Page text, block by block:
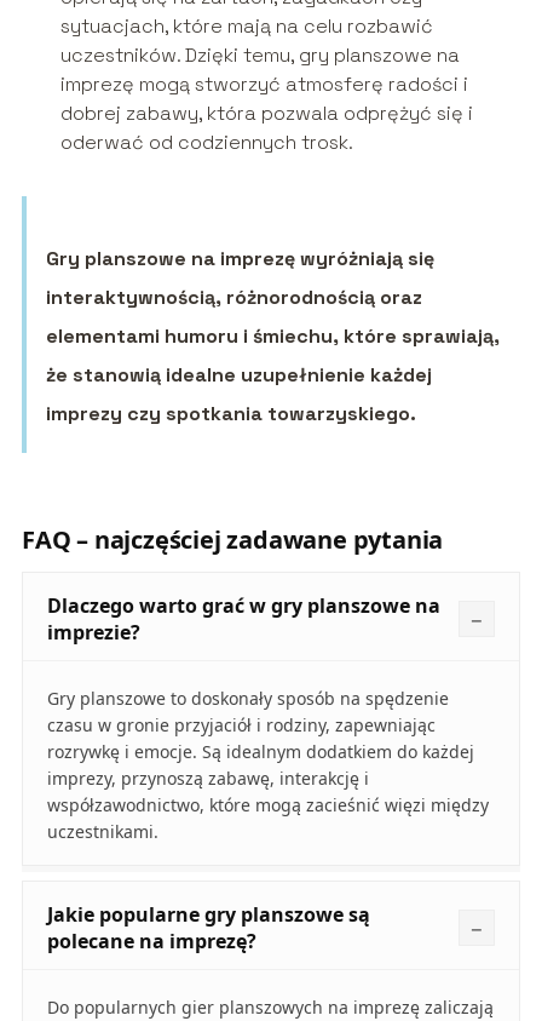
sytuacjach, które mają na celu rozbawić
uczestników. Dzięki temu, gry planszowe na
imprezę mogą stworzyć atmosferę radości i
dobrej zabawy, która pozwala odprężyć się i
oderwać od codziennych trosk.
Gry planszowe na imprezę wyróżniają się
interaktywnością, różnorodnością oraz
elementami humoru i śmiechu, które sprawiają,
że stanowią idealne uzupełnienie każdej
imprezy czy spotkania towarzyskiego.
FAQ – najczęściej zadawane pytania
Dlaczego warto grać w gry planszowe na
imprezie?
Gry planszowe to doskonały sposób na spędzenie
czasu w gronie przyjaciół i rodziny, zapewniając
rozrywkę i emocje. Są idealnym dodatkiem do każdej
imprezy, przynoszą zabawę, interakcję i
współzawodnictwo, które mogą zacieśnić więzi między
uczestnikami.
Jakie popularne gry planszowe są
polecane na imprezę?
Do popularnych gier planszowych na imprezę zaliczają